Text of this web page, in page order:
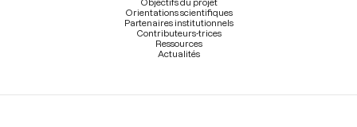
Orientations scientifiques
Partenaires institutionnels
Contributeurs-trices
Ressources
Actualités